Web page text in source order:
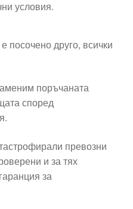
условия.
посочено друго, всички
поръчаната
според
превозни
и за тях
за